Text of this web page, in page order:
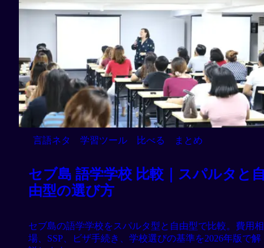
言語ネタ 学習ツール 比べる まとめ
セブ島 語学学校 比較｜スパルタと
由型の選び方
セブ島の語学学校をスパルタ型と自由型で比較。費用相
場、SSP、ビザ手続き、学校選びの基準を2026年版で解